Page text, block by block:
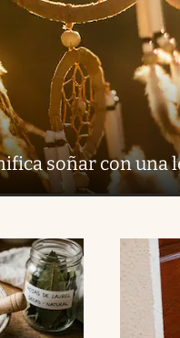
soñar con una